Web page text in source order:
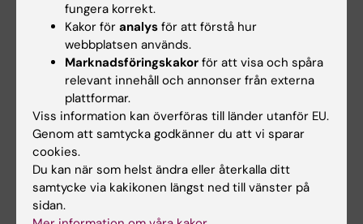
Nationella forskningsinfrastrukturer
Process för KI:s behovsinventering av
nationell forskningsinfrastruktur (dnr 1-
424/2025)
Prioritering av KI:s behov av nationell
fungera korrekt.
Kakor för analys för att förstå hur
webbplatsen används.
Marknadsföringskakor för att visa och spåra
relevant innehåll och annonser från externa
plattformar.
Viss information kan överföras till länder utanför EU.
Genom att samtycka godkänner du att vi sparar
cookies.
Du kan när som helst ändra eller återkalla ditt
samtycke via kakikonen längst ned till vänster på
sidan.